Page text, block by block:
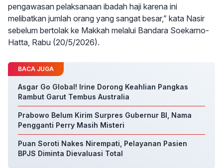
pengawasan pelaksanaan ibadah haji karena ini
melibatkan jumlah orang yang sangat besar,” kata Nasir
sebelum bertolak ke Makkah melalui Bandara Soekarno-
Hatta, Rabu (20/5/2026).
BACA JUGA
Asgar Go Global! Irine Dorong Keahlian Pangkas
Rambut Garut Tembus Australia
Prabowo Belum Kirim Surpres Gubernur BI, Nama
Pengganti Perry Masih Misteri
Puan Soroti Nakes Nirempati, Pelayanan Pasien
BPJS Diminta Dievaluasi Total